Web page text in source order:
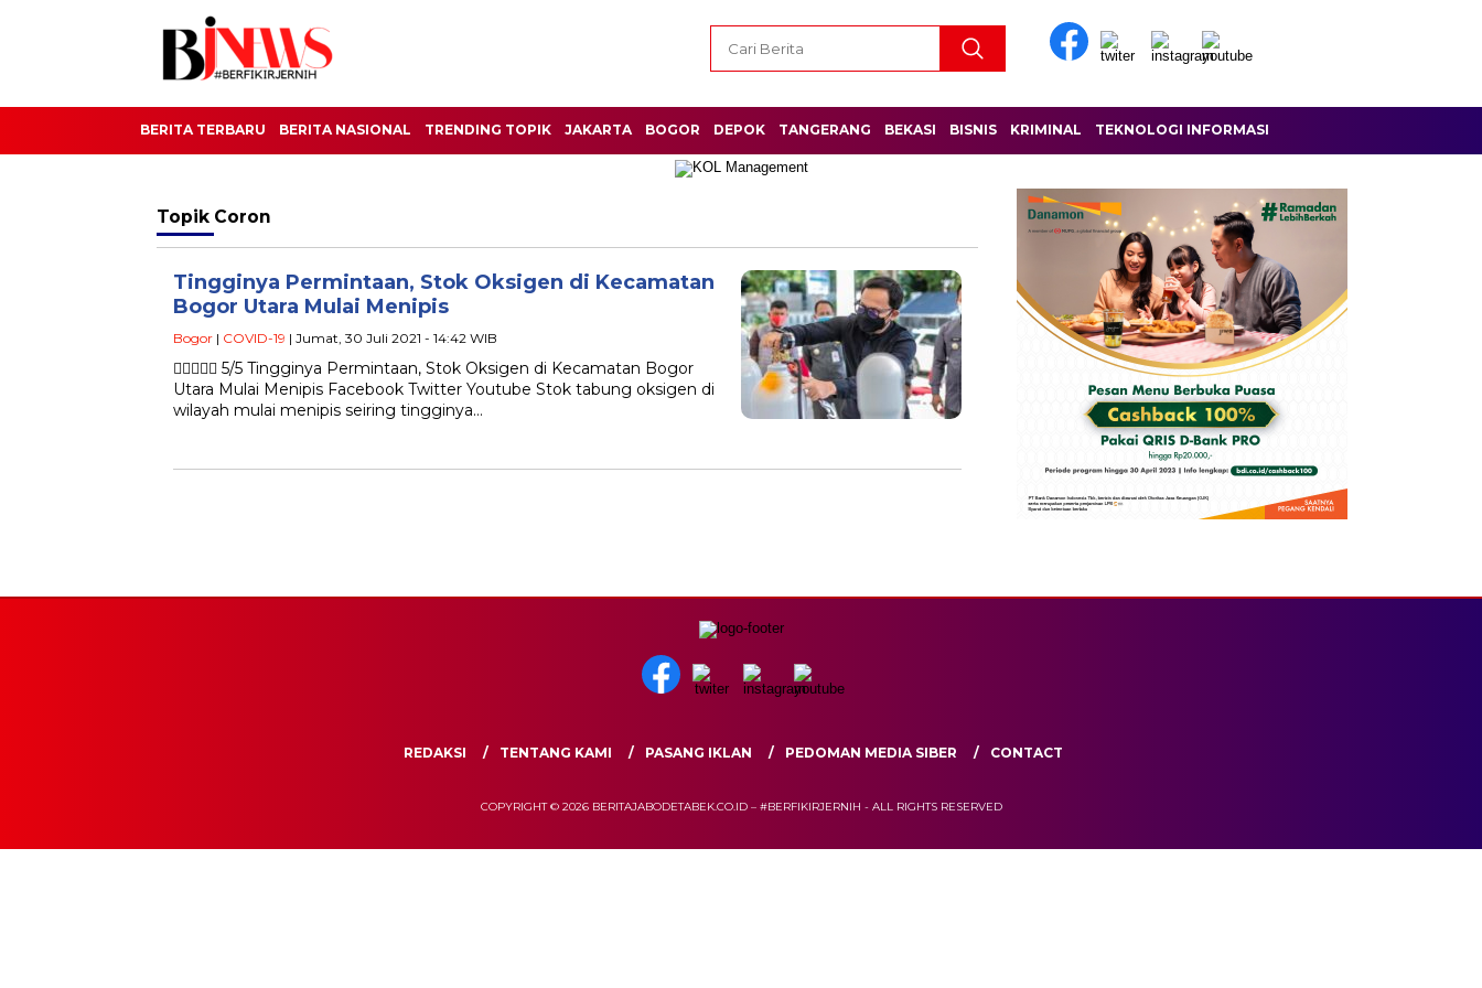
BERITA TERBARU BERITA NASIONAL TRENDING TOPIK JAKARTA BOGOR DEPOK TANGERANG BEKASI BISNIS KRIMINAL TEKNOLOGI INFORMASI
Topik Coron
Tingginya Permintaan, Stok Oksigen di Kecamatan
Bogor Utara Mulai Menipis
Bogor | COVID-19 | Jumat, 30 Juli 2021 - 14:42 WIB
 5/5 Tingginya Permintaan, Stok Oksigen di Kecamatan Bogor
Utara Mulai Menipis Facebook Twitter Youtube Stok tabung oksigen di
wilayah mulai menipis seiring tingginya…
REDAKSI TENTANG KAMI PASANG IKLAN PEDOMAN MEDIA SIBER CONTACT
COPYRIGHT © 2026 BERITAJABODETABEK.CO.ID – #BERFIKIRJERNIH - ALL RIGHTS RESERVED